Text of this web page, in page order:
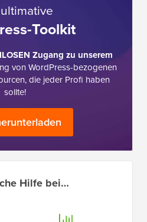
Toolkit
Zugang zu unserem
von WordPress-bezogenen
die jeder Profi haben
sollte!
Hilfe bei…